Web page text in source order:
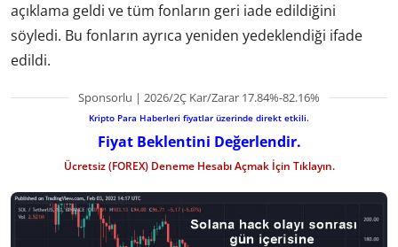
açıklama geldi ve tüm fonların geri iade edildiğini
söyledi. Bu fonların ayrıca yeniden yedeklendiği ifade
edildi.
Sponsorlu | 2026/2Ç Kar/Zarar 17.84%-82.16%
Kripto Para Haberleri fiyatlar üzerinde direkt etkili.
Fiyat Beklentini Değerlendir.
Ücretsiz (FOREX) Deneme Hesabı Açmak İçin Tıklayın.